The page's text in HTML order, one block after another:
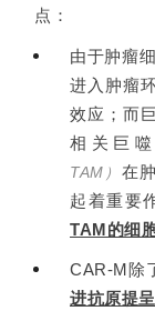
点：
由于肿瘤
进入肿瘤
效应；而
相关巨
TAM） 在
起着重要
TAM的细
CAR-M除
进抗原提